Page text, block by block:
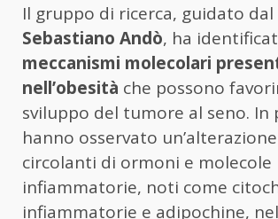
Il gruppo di ricerca, guidato dal
Sebastiano Andò, ha
meccanismi molecolari
nell’obesità che possono
sviluppo del tumore al seno. In
hanno osservato
circolanti di ormoni e molecole
infiammatorie, noti come
infiammatorie e adipochine,